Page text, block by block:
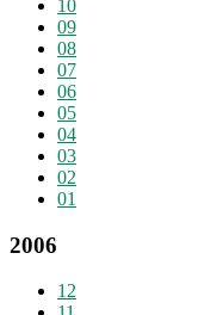
10
09
08
07
06
05
04
03
02
01
2006
12